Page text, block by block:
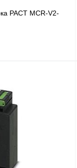
PACT MCR-V2-